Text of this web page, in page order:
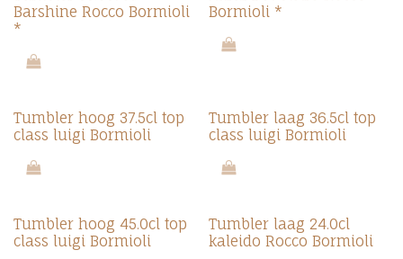
Barshine Rocco Bormioli
*
Bormioli *
Tumbler hoog 37.5cl top
class luigi Bormioli
Tumbler laag 36.5cl top
class luigi Bormioli
Tumbler hoog 45.0cl top
class luigi Bormioli
Tumbler laag 24.0cl
kaleido Rocco Bormioli